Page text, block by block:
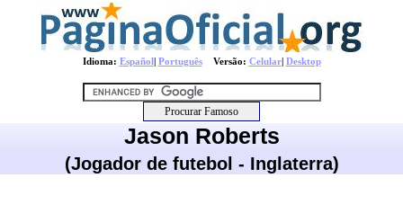
Idioma: Español| PortuguêsVersão: Celular| Desktop
Jason Roberts
(Jogador de futebol - Inglaterra)